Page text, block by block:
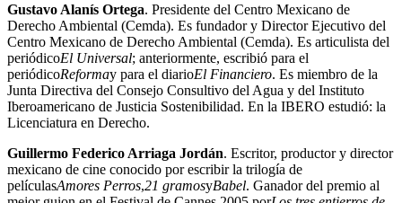
Gustavo Alanís Ortega. Presidente del Centro Mexicano de
Derecho Ambiental (Cemda). Es fundador y Director Ejecutivo del
Centro Mexicano de Derecho Ambiental (Cemda). Es articulista del
periódicoEl Universal; anteriormente, escribió para el
periódicoReformay para el diarioEl Financiero. Es miembro de la
Junta Directiva del Consejo Consultivo del Agua y del Instituto
Iberoamericano de Justicia Sostenibilidad. En la IBERO estudió: la
Licenciatura en Derecho.
Guillermo Federico Arriaga Jordán. Escritor, productor y director
mexicano de cine conocido por escribir la trilogía de
películasAmores Perros,21 gramosyBabel. Ganador del premio al